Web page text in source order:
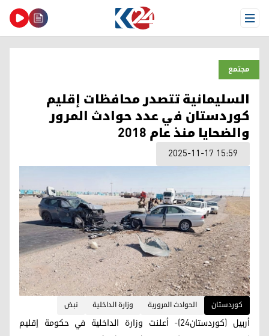
Open Menu
مجتمع
السليمانية تتصدر محافظات إقليم
كوردستان في عدد حوادث المرور
والضحايا منذ عام 2018
2025-11-17 15:59
کوردستان الحوادث المرورية وزارة الداخلية نبض
أربيل (كوردستان24)- أعلنت وزارة الداخلية في حكومة إقليم